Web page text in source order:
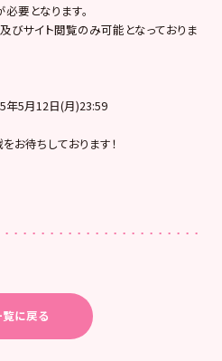
要となります。
サイト閲覧のみ可能となっておりま
年5月12日(月)23:59
お待ちしております！
に戻る